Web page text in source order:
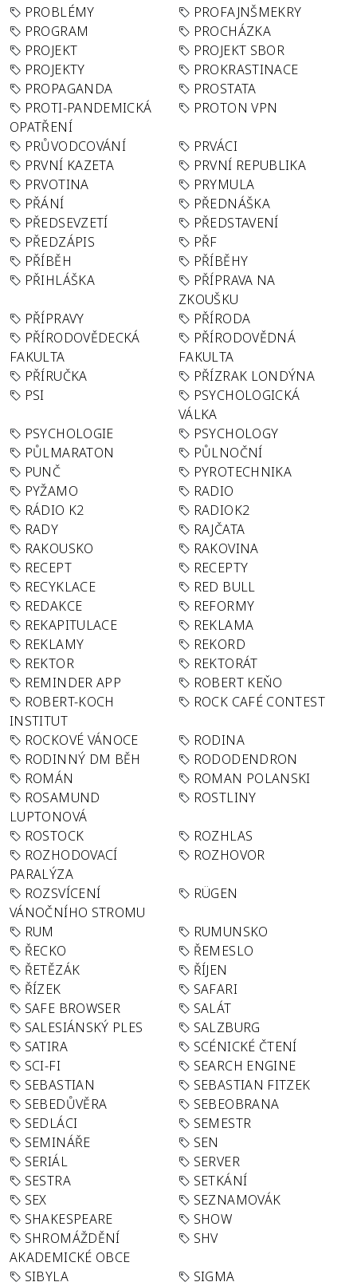
PROBLÉMY
PROFAJNŠMEKRY
PROGRAM
PROCHÁZKA
PROJEKT
PROJEKT SBOR
PROJEKTY
PROKRASTINACE
PROPAGANDA
PROSTATA
PROTI-PANDEMICKÁ
OPATŘENÍ
PROTON VPN
PRŮVODCOVÁNÍ
PRVÁCI
PRVNÍ KAZETA
PRVNÍ REPUBLIKA
PRVOTINA
PRYMULA
PŘÁNÍ
PŘEDNÁŠKA
PŘEDSEVZETÍ
PŘEDSTAVENÍ
PŘEDZÁPIS
PŘF
PŘÍBĚH
PŘÍBĚHY
PŘIHLÁŠKA
PŘÍPRAVA NA
ZKOUŠKU
PŘÍPRAVY
PŘÍRODA
PŘÍRODOVĚDECKÁ
FAKULTA
PŘÍRODOVĚDNÁ
FAKULTA
PŘÍRUČKA
PŘÍZRAK LONDÝNA
PSI
PSYCHOLOGICKÁ
VÁLKA
PSYCHOLOGIE
PSYCHOLOGY
PŮLMARATON
PŮLNOČNÍ
PUNČ
PYROTECHNIKA
PYŽAMO
RADIO
RÁDIO K2
RADIOK2
RADY
RAJČATA
RAKOUSKO
RAKOVINA
RECEPT
RECEPTY
RECYKLACE
RED BULL
REDAKCE
REFORMY
REKAPITULACE
REKLAMA
REKLAMY
REKORD
REKTOR
REKTORÁT
REMINDER APP
ROBERT KEŇO
ROBERT-KOCH
INSTITUT
ROCK CAFÉ CONTEST
ROCKOVÉ VÁNOCE
RODINA
RODINNÝ DM BĚH
RODODENDRON
ROMÁN
ROMAN POLANSKI
ROSAMUND
LUPTONOVÁ
ROSTLINY
ROSTOCK
ROZHLAS
ROZHODOVACÍ
PARALÝZA
ROZHOVOR
ROZSVÍCENÍ
VÁNOČNÍHO STROMU
RÜGEN
RUM
RUMUNSKO
ŘECKO
ŘEMESLO
ŘETĚZÁK
ŘÍJEN
ŘÍZEK
SAFARI
SAFE BROWSER
SALÁT
SALESIÁNSKÝ PLES
SALZBURG
SATIRA
SCÉNICKÉ ČTENÍ
SCI-FI
SEARCH ENGINE
SEBASTIAN
SEBASTIAN FITZEK
SEBEDŮVĚRA
SEBEOBRANA
SEDLÁCI
SEMESTR
SEMINÁŘE
SEN
SERIÁL
SERVER
SESTRA
SETKÁNÍ
SEX
SEZNAMOVÁK
SHAKESPEARE
SHOW
SHROMÁŽDĚNÍ
AKADEMICKÉ OBCE
SHV
SIBYLA
SIGMA